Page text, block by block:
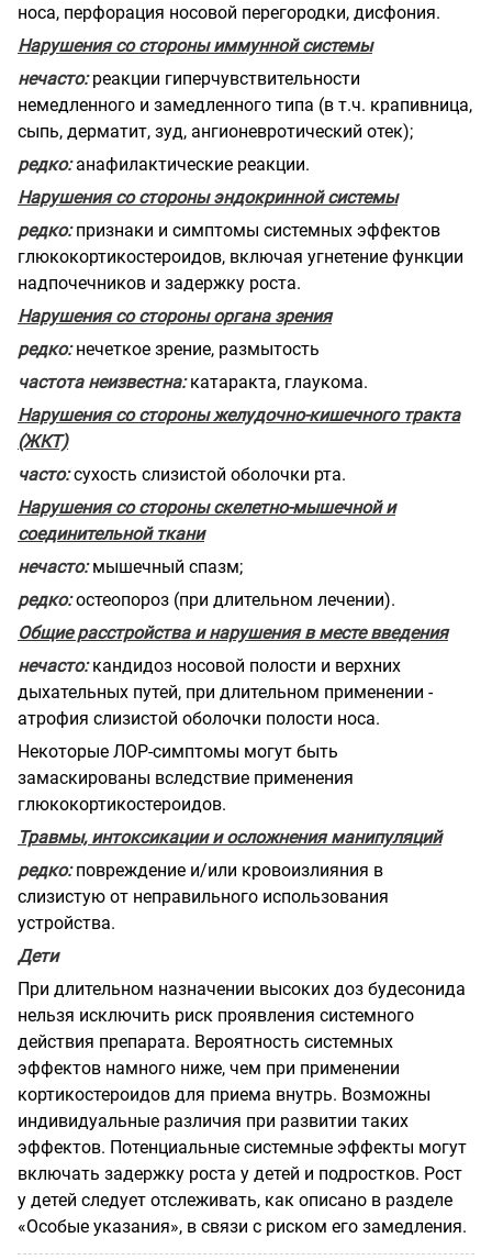
носа, перфорация носовой перегородки, дисфония.
Нарушения со стороны иммунной системы
нечасто:реакции гиперчувствительности
немедленного и замедленного типа (в т.ч. крапивница,
сыпь, дерматит, зуд, ангионевротический отек);
редко:анафилактические реакции.
Нарушения со стороны эндокринной системы
редко:признаки и симптомы системных эффектов
глюкокортикостероидов, включая угнетение функции
надпочечников и задержку роста.
Нарушения со стороны органа зрения
редко:нечеткое зрение, размытость
частота неизвестна:катаракта, глаукома.
Нарушения со стороны желудочно-кишечного тракта
(ЖКТ)
часто:сухость слизистой оболочки рта.
Нарушения со стороны скелетно-мышечной и
соединительной ткани
нечасто:мышечный спазм;
редко:остеопороз (при длительном лечении).
Общие расстройства и нарушения в месте введения
нечасто:кандидоз носовой полости и верхних
дыхательных путей, при длительном применении -
атрофия слизистой оболочки полости носа.
Некоторые ЛОР-симптомы могут быть
замаскированы вследствие применения
глюкокортикостероидов.
Травмы, интоксикации и осложнения манипуляций
редко:повреждение и/или кровоизлияния в
слизистую от неправильного использования
устройства.
Дети
При длительном назначении высоких доз будесонида
нельзя исключить риск проявления системного
действия препарата. Вероятность системных
эффектов намного ниже, чем при применении
кортикостероидов для приема внутрь. Возможны
индивидуальные различия при развитии таких
эффектов. Потенциальные системные эффекты могут
включать задержку роста у детей и подростков. Рост
у детей следует отслеживать, как описано в разделе
«Особые указания», в связи с риском его замедления.